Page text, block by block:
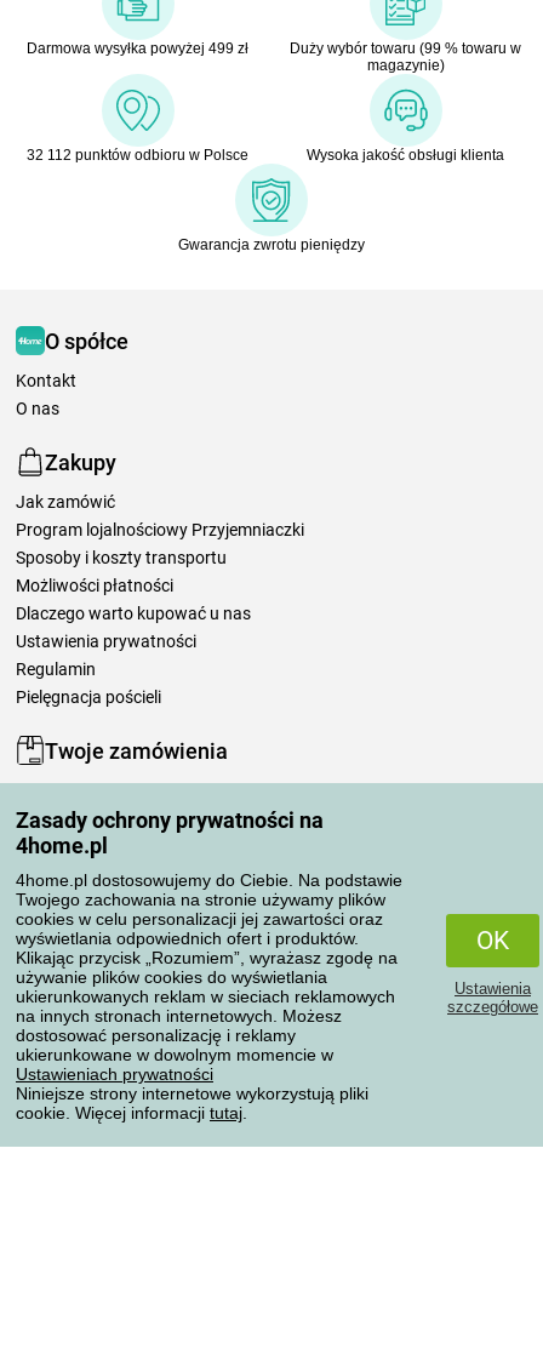
Zasady ochrony prywatności na
4home.pl
4home.pl dostosowujemy do Ciebie. Na podstawie
Twojego zachowania na stronie używamy plików
cookies w celu personalizacji jej zawartości oraz
wyświetlania odpowiednich ofert i produktów.
Klikając przycisk „Rozumiem”, wyrażasz zgodę na
używanie plików cookies do wyświetlania
ukierunkowanych reklam w sieciach reklamowych
na innych stronach internetowych. Możesz
dostosować personalizację i reklamy
ukierunkowane w dowolnym momencie w
Ustawieniach prywatności
Niniejsze strony internetowe wykorzystują pliki
cookie. Więcej informacji tutaj
OK
Ustawienia
szczegółowe
Darmowa wysyłka powyżej 499 zł
Duży wybór towaru (99 % towaru w
magazynie)
32 112 punktów odbioru w Polsce Wysoka jakość obsługi klienta
Gwarancja zwrotu pieniędzy
O spółce
Kontakt
O nas
Zakupy
Jak zamówić
Program lojalnościowy Przyjemniaczki
Sposoby i koszty transportu
Możliwości płatności
Dlaczego warto kupować u nas
Ustawienia prywatności
Regulamin
Pielęgnacja pościeli
Twoje zamówienia
Moje zamówienia
Reklamacje
Odstąpienie od umowy
Zasady przetwarzania recenzji
Sposoby transportu
Metody płatności